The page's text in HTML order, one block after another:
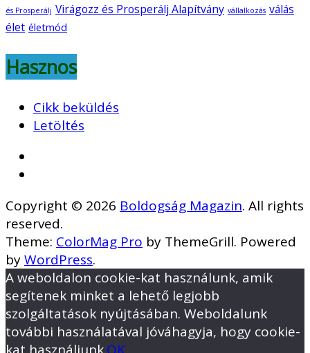
és Prosperálj Virágozz és Prosperálj Alapítvány vállalkozás válás
élet életmód
Hasznos
Cikk beküldés
Letöltés
Copyright © 2026 Boldogság Magazin. All rights
reserved.
Theme: ColorMag Pro by ThemeGrill. Powered
byWordPress.
A weboldalon cookie-kat használunk, amik
segítenek minket a lehető legjobb
szolgáltatások nyújtásában. Weboldalunk
további használatával jóváhagyja, hogy cookie-
kat használjunk.OK